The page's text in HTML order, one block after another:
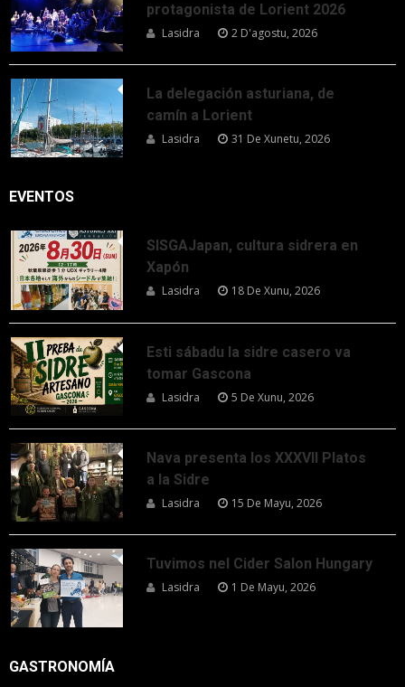
protagonista de Lorient 2026
Lasidra 2 D'agostu, 2026
La delegación asturiana, de
camín a Lorient
Lasidra 31 De Xunetu, 2026
EVENTOS
SISGAJapan, cultura sidrera en
Xapón
Lasidra 18 De Xunu, 2026
Esti sábadu la sidre casero va
tomar Gascona
Lasidra 5 De Xunu, 2026
Nava presenta los XXXVII Platos
a la Sidre
Lasidra 15 De Mayu, 2026
Tuvimos nel Cider Salon Hungary
Lasidra 1 De Mayu, 2026
GASTRONOMÍA